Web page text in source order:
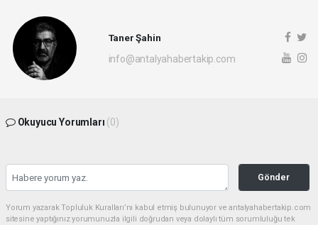
Taner Şahin
info@antalyahabertakip.com
Okuyucu Yorumları (0)
Gönder
Yorum yazarak Topluluk Kuralları’nı kabul etmiş bulunuyor ve antalyahabertakip.com
sitesine yaptığınız yorumunuzla ilgili doğrudan veya dolaylı tüm sorumluluğu tek